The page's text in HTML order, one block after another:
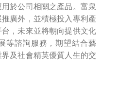
於公司相關之產品。富泉
廣外，並積極投入專利產
，未來並將朝向提供文化
等諮詢服務，期望結合藝
及社會精英優質人生的交